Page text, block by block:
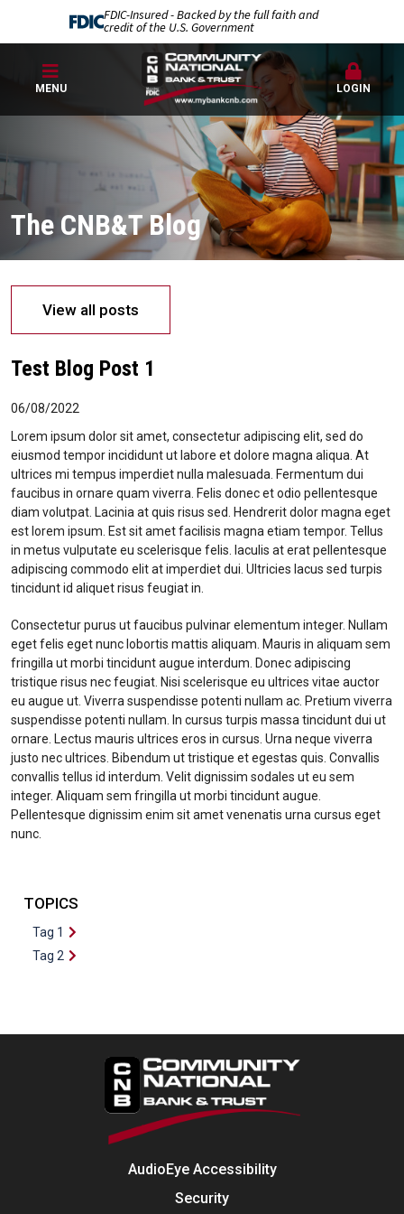
FDIC-Insured - Backed by the full faith and
credit of the U.S. Government
MENU LOGIN
The CNB&T Blog
View all posts
Test Blog Post 1
06/08/2022
Lorem ipsum dolor sit amet, consectetur adipiscing elit, sed do
eiusmod tempor incididunt ut labore et dolore magna aliqua. At
ultrices mi tempus imperdiet nulla malesuada. Fermentum dui
faucibus in ornare quam viverra. Felis donec et odio pellentesque
diam volutpat. Lacinia at quis risus sed. Hendrerit dolor magna eget
est lorem ipsum. Est sit amet facilisis magna etiam tempor. Tellus
in metus vulputate eu scelerisque felis. Iaculis at erat pellentesque
adipiscing commodo elit at imperdiet dui. Ultricies lacus sed turpis
tincidunt id aliquet risus feugiat in.
Consectetur purus ut faucibus pulvinar elementum integer. Nullam
eget felis eget nunc lobortis mattis aliquam. Mauris in aliquam sem
fringilla ut morbi tincidunt augue interdum. Donec adipiscing
tristique risus nec feugiat. Nisi scelerisque eu ultrices vitae auctor
eu augue ut. Viverra suspendisse potenti nullam ac. Pretium viverra
suspendisse potenti nullam. In cursus turpis massa tincidunt dui ut
ornare. Lectus mauris ultrices eros in cursus. Urna neque viverra
justo nec ultrices. Bibendum ut tristique et egestas quis. Convallis
convallis tellus id interdum. Velit dignissim sodales ut eu sem
integer. Aliquam sem fringilla ut morbi tincidunt augue.
Pellentesque dignissim enim sit amet venenatis urna cursus eget
nunc.
TOPICS
Tag 1
Tag 2
AudioEye Accessibility
Security